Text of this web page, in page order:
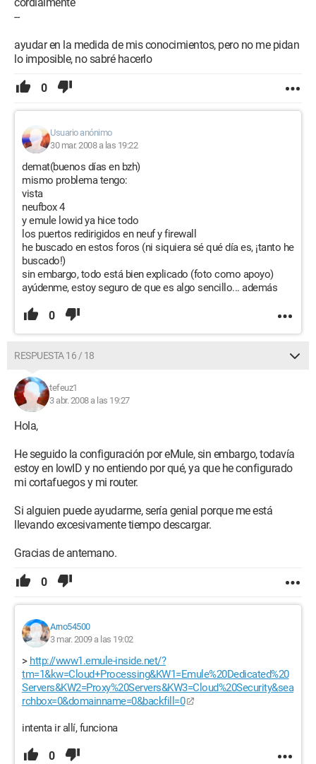
--
ayudar en la medida de mis conocimientos, pero no me pidan
lo imposible, no sabré hacerlo
0
Usuario anónimo
30 mar. 2008 a las 19:22
demat(buenos días en bzh)
mismo problema tengo:
vista
neufbox 4
y emule lowid ya hice todo
los puertos redirigidos en neuf y firewall
he buscado en estos foros (ni siquiera sé qué día es, ¡tanto he
buscado!)
sin embargo, todo está bien explicado (foto como apoyo)
ayúdenme, estoy seguro de que es algo sencillo... además
0
RESPUESTA 16 / 18
tefeuz1
3 abr. 2008 a las 19:27
Hola,
He seguido la configuración por eMule, sin embargo, todavía
estoy en lowID y no entiendo por qué, ya que he configurado
mi cortafuegos y mi router.
Si alguien puede ayudarme, sería genial porque me está
llevando excesivamente tiempo descargar.
Gracias de antemano.
0
Arno54500
3 mar. 2009 a las 19:02
> http://www1.emule-inside.net/?
tm=1&kw=Cloud+Processing&KW1=Emule%20Dedicated%20
Servers&KW2=Proxy%20Servers&KW3=Cloud%20Security&sea
rchbox=0&domainname=0&backfill=0
intenta ir allí, funciona
0